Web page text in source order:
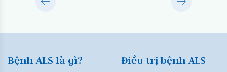
Bệnh ALS là gì? Điều trị bệnh ALS